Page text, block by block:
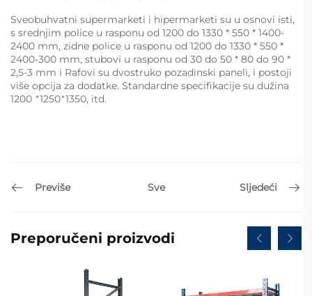
Sveobuhvatni supermarketi i hipermarketi su u osnovi isti,
s srednjim police u rasponu od 1200 do 1330 * 550 * 1400-
2400 mm, zidne police u rasponu od 1200 do 1330 * 550 *
2400-300 mm, stubovi u rasponu od 30 do 50 * 80 do 90 *
2,5-3 mm i Rafovi su dvostruko pozadinski paneli, i postoji
više opcija za dodatke. Standardne specifikacije su dužina
1200 *1250*1350, itd.
Previše Sve Sljedeći
Preporučeni proizvodi